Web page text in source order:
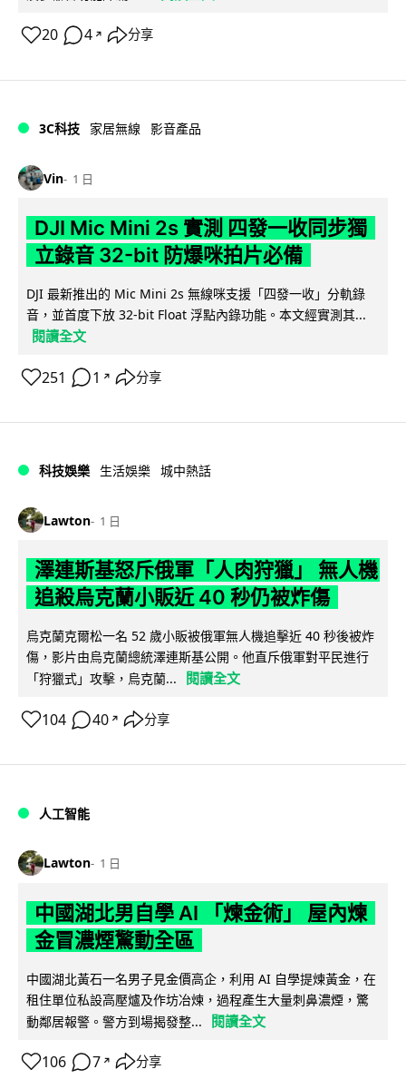
20 4 ↗ 分享
3C科技 家居無線 影音產品
Vin 1 日
DJI Mic Mini 2s 實測 四發一收同步獨
立錄音 32-bit 防爆咪拍片必備
DJI 最新推出的 Mic Mini 2s 無線咪支援「四發一收」分軌錄
音，並首度下放 32-bit Float 浮點內錄功能。本文經實測其...
閱讀全文
251 1 ↗ 分享
科技娛樂 生活娛樂 城中熱話
Lawton 1 日
澤連斯基怒斥俄軍「人肉狩獵」 無人機
追殺烏克蘭小販近 40 秒仍被炸傷
烏克蘭克爾松一名 52 歲小販被俄軍無人機追擊近 40 秒後被炸
傷，影片由烏克蘭總統澤連斯基公開。他直斥俄軍對平民進行
「狩獵式」攻擊，烏克蘭...
閱讀全文
104 40 ↗ 分享
人工智能
Lawton 1 日
中國湖北男自學 AI 「煉金術」 屋內煉
金冒濃煙驚動全區
中國湖北黃石一名男子見金價高企，利用 AI 自學提煉黃金，在
租住單位私設高壓爐及作坊冶煉，過程產生大量刺鼻濃煙，驚
動鄰居報警。警方到場揭發整...
閱讀全文
106 7 ↗ 分享